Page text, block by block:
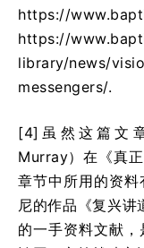
https://
https://
library/news/
messengers/.
[4]虽然这篇文
Murray）在《真
章节中所用的资
尼的作品《复兴讲
的一手资料文献